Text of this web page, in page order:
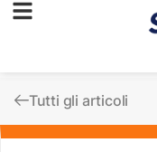
Tutti gli articoli